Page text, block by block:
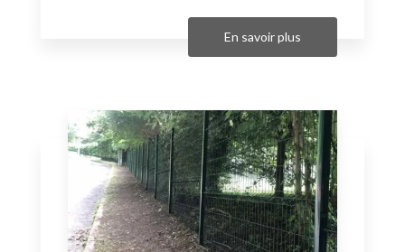
En savoir plus